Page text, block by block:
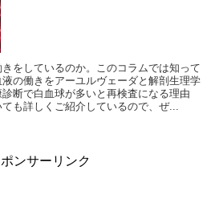
をしているのか。このコラムでは知って
の働きをアーユルヴェーダと解剖生理学
断で白血球が多いと再検査になる理由
も詳しくご紹介しているので、ぜ...
ンサーリンク